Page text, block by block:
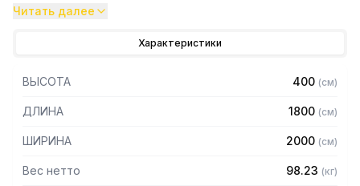
воздуха, что благоприятно сказывается на микроклимате
предметах мебели и кухонной утвари. Поэтому это
оборудование формирует микроклимат в помещении и
защищает сотрудников горячего цеха.
Читать далее
Характеристики
ВЫСОТА 400 (см)
ДЛИНА 1800 (см)
ШИРИНА 2000 (см)
Вес нетто 98.23 (кг)